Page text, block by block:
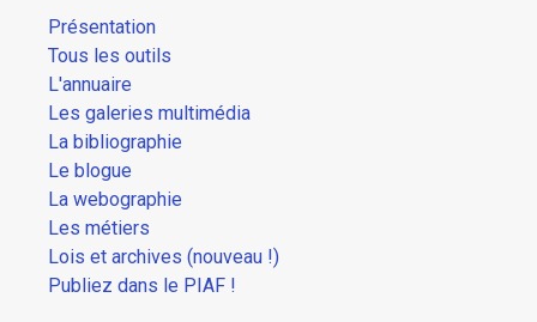
Présentation
Tous les outils
L'annuaire
Les galeries multimédia
La bibliographie
Le blogue
La webographie
Les métiers
Lois et archives (nouveau !)
Publiez dans le PIAF !